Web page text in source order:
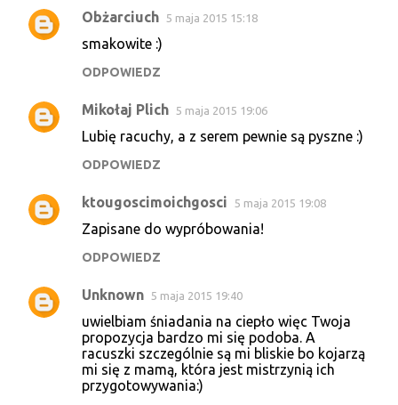
Obżarciuch 5 maja 2015 15:18
smakowite :)
ODPOWIEDZ
Mikołaj Plich 5 maja 2015 19:06
Lubię racuchy, a z serem pewnie są pyszne :)
ODPOWIEDZ
ktougoscimoichgosci 5 maja 2015 19:08
Zapisane do wypróbowania!
ODPOWIEDZ
Unknown 5 maja 2015 19:40
uwielbiam śniadania na ciepło więc Twoja
propozycja bardzo mi się podoba. A
racuszki szczególnie są mi bliskie bo kojarzą
mi się z mamą, która jest mistrzynią ich
przygotowywania:)